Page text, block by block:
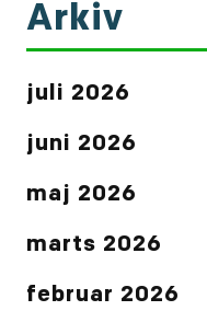
Arkiv
juli 2026
juni 2026
maj 2026
marts 2026
februar 2026